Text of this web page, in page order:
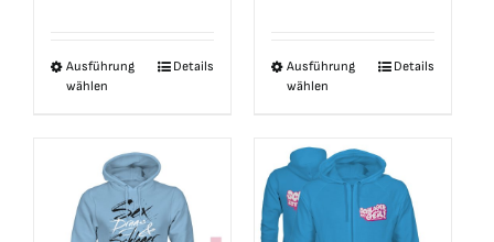
Ausführung
wählen
Dieses
mehrere
Varianten
auf.
Details
Ausführung
wählen
Dieses
mehrere
Varianten
auf.
Details